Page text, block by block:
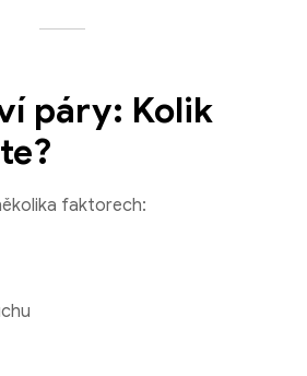
páry: Kolik
faktorech: